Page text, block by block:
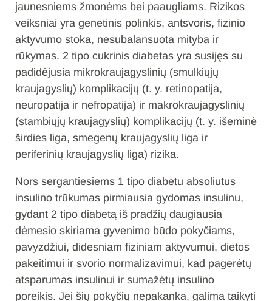
jaunesniems žmonėms bei paaugliams. Rizikos
veiksniai yra genetinis polinkis, antsvoris, fizinio
aktyvumo stoka, nesubalansuota mityba ir
rūkymas. 2 tipo cukrinis diabetas yra susijęs su
padidėjusia mikrokraujagyslinių (smulkiųjų
kraujagyslių) komplikacijų (t. y. retinopatija,
neuropatija ir nefropatija) ir makrokraujagyslinių
(stambiųjų kraujagyslių) komplikacijų (t. y. išeminė
širdies liga, smegenų kraujagyslių liga ir
periferinių kraujagyslių liga) rizika.
Nors sergantiesiems 1 tipo diabetu absoliutus
insulino trūkumas pirmiausia gydomas insulinu,
gydant 2 tipo diabetą iš pradžių daugiausia
dėmesio skiriama gyvenimo būdo pokyčiams,
pavyzdžiui, didesniam fiziniam aktyvumui, dietos
pakeitimui ir svorio normalizavimui, kad pagerėtų
atsparumas insulinui ir sumažėtų insulino
poreikis. Jei šių pokyčių nepakanka, galima taikyti